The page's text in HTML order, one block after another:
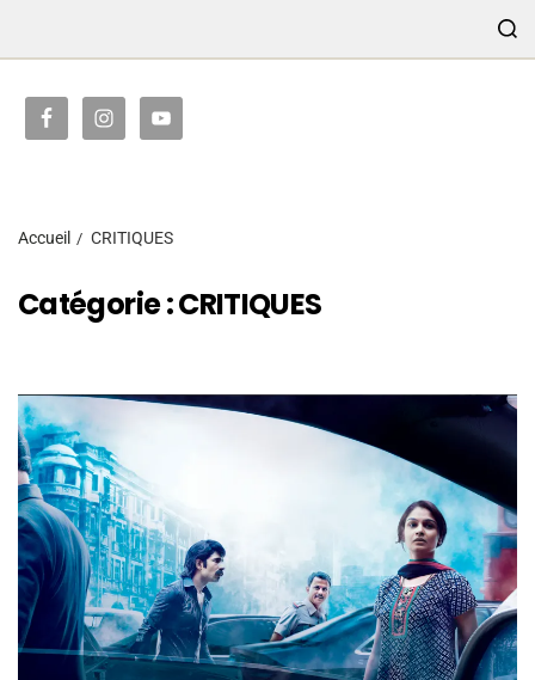
Accueil CRITIQUES
Catégorie :CRITIQUES